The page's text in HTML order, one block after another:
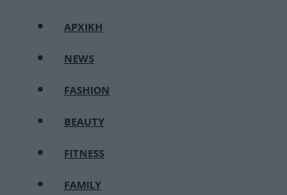
ΑΡΧΙΚΗ
NEWS
FASHION
BEAUTY
FITNESS
FAMILY